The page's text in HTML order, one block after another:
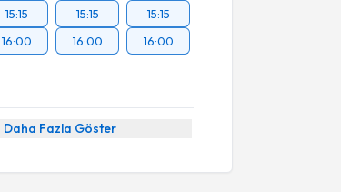
15:15
16:00
15:15
16:00
15:15
16:00
Daha Fazla Göster